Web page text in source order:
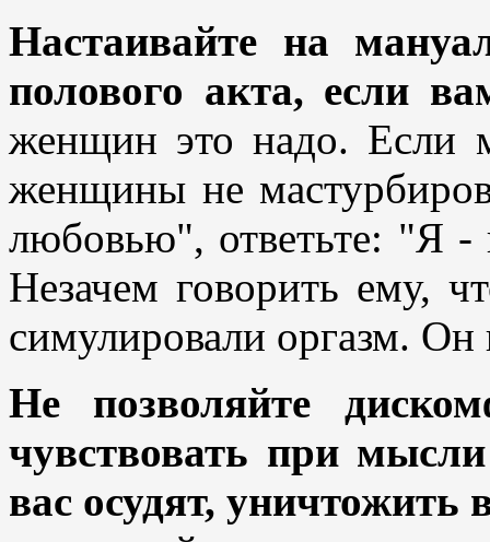
Настаивайте на
полового акта, если
женщин это надо. Если
женщины не
любовью", ответьте: "Я
Незачем говорить ему,
симулировали оргазм. Он
Не позволяйте
чувствовать при
вас осудят, уничтожить